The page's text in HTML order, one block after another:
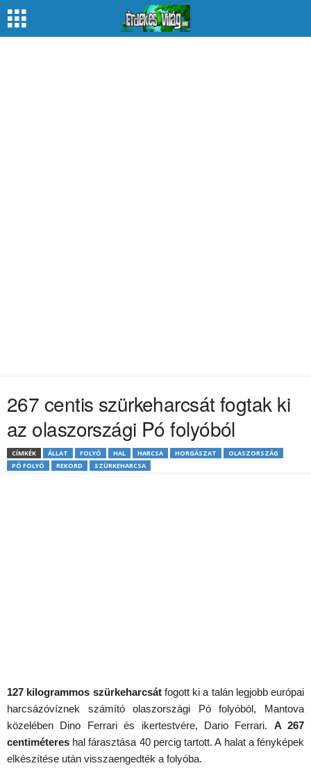
267 centis szürkeharcsát fogtak ki
az olaszországi Pó folyóból
CÍMKÉK ÁLLAT FOLYÓ HAL HARCSA HORGÁSZAT
OLASZORSZÁG
PÓ FOLYÓ
REKORD SZÜRKEHARCSA
127 kilogrammos szürkeharcsátfogott ki a talán legjobb európai
harcsázóvíznek számító olaszországi Pó folyóból, Mantova
közelében Dino Ferrari és ikertestvére, Dario Ferrari. A 267
centiméteres hal fárasztása 40 percig tartott. A halat a fényképek
elkészítése után visszaengedték a folyóba.